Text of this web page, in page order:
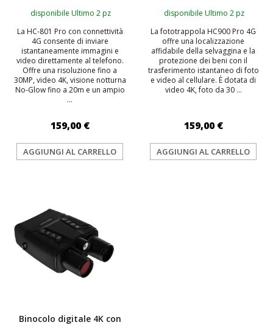
disponibile Ultimo 2 pz
La HC-801 Pro con connettività
4G consente di inviare
istantaneamente immagini e
video direttamente al telefono.
Offre una risoluzione fino a
30MP, video 4K, visione notturna
No-Glow fino a 20m e un ampio
...
159,00 €
AGGIUNGI AL CARRELLO
disponibile Ultimo 2 pz
La fototrappola HC900 Pro 4G
offre una localizzazione
affidabile della selvaggina e la
protezione dei beni con il
trasferimento istantaneo di foto
e video al cellulare. È dotata di
video 4K, foto da 30 ...
159,00 €
AGGIUNGI AL CARRELLO
Binocolo digitale 4K con